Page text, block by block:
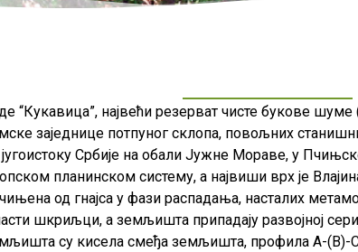
“Кукавица”, највећи резерват чисте букове
заједнице потпуног склопа, повољних
Србије на обали Јужне Мораве, у
планинском систему, а највиши врх је
од гнајса у фази распадања, насталих
шкриљци, а земљишта припадају развојној
су кисела смеђа земљишта, профила А-